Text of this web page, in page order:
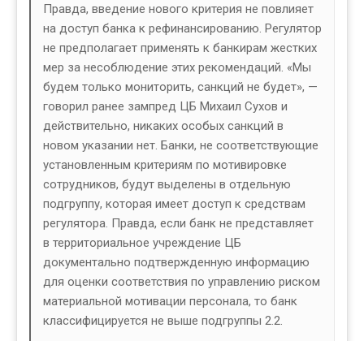
Правда, введение нового критерия не повлияет
на доступ банка к рефинансированию. Регулятор
не предполагает применять к банкирам жестких
мер за несоблюдение этих рекомендаций. «Мы
будем только мониторить, санкций не будет», —
говорил ранее зампред ЦБ Михаил Сухов и
действительно, никаких особых санкций в
новом указании нет. Банки, не соответствующие
установленным критериям по мотивировке
сотрудников, будут выделены в отдельную
подгруппу, которая имеет доступ к средствам
регулятора. Правда, если банк не представляет
в территориальное учреждение ЦБ
документально подтвержденную информацию
для оценки соответствия по управлению риском
материальной мотивации персонала, то банк
классифицируется не выше подгруппы 2.2.